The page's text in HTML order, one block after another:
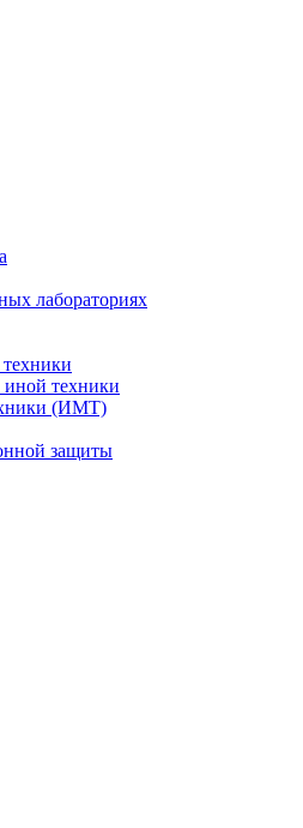
лабораториях
иной техники
(ИМТ)
защиты